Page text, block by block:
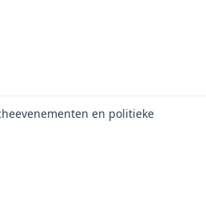
en politieke